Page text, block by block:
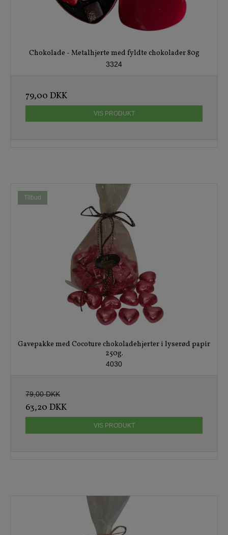
Chokolade - Metalhjerte med fyldte chokolader 80g
3324
79,00 DKK
VIS PRODUKT
Tilbud
Gavepakke med Cocoture chokoladehjerter i lyserød papir
250g.
4030
79,00 DKK
63,20 DKK
VIS PRODUKT